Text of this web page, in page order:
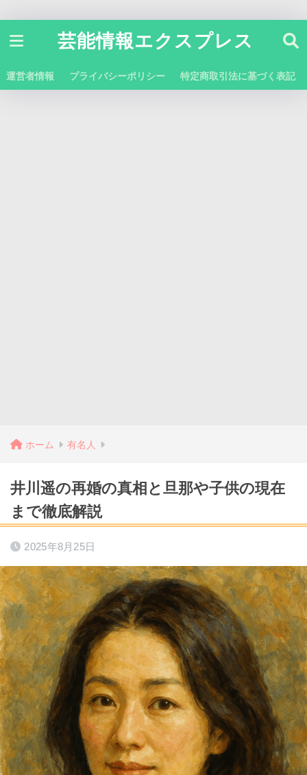
芸能情報エクスプレス
運営者情報 プライバシーポリシー 特定商取引法に基づく表記
ホーム 有名人
井川遥の再婚の真相と旦那や子供の現在
まで徹底解説
2025年8月25日